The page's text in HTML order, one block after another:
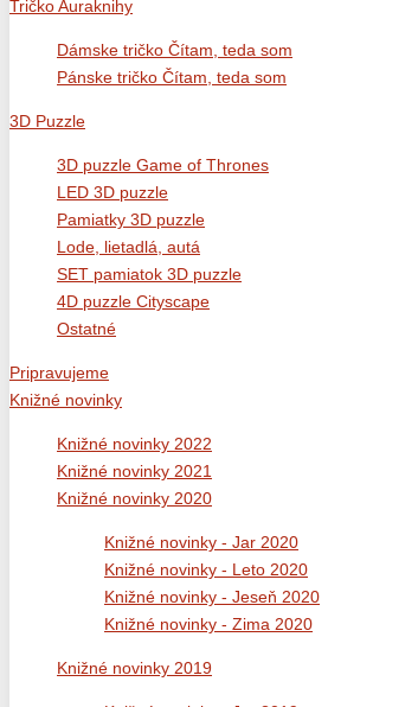
Tričko Auraknihy
Dámske tričko Čítam, teda som
Pánske tričko Čítam, teda som
3D Puzzle
3D puzzle Game of Thrones
LED 3D puzzle
Pamiatky 3D puzzle
Lode, lietadlá, autá
SET pamiatok 3D puzzle
4D puzzle Cityscape
Ostatné
Pripravujeme
Knižné novinky
Knižné novinky 2022
Knižné novinky 2021
Knižné novinky 2020
Knižné novinky - Jar 2020
Knižné novinky - Leto 2020
Knižné novinky - Jeseň 2020
Knižné novinky - Zima 2020
Knižné novinky 2019